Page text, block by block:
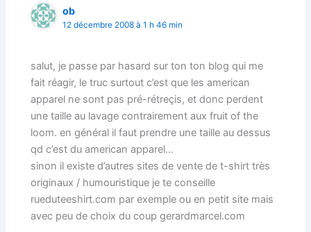
ob
12 décembre 2008 à 1 h 46 min
salut, je passe par hasard sur ton ton blog qui me
fait réagir, le truc surtout c’est que les american
apparel ne sont pas pré-rétreçis, et donc perdent
une taille au lavage contrairement aux fruit of the
loom. en général il faut prendre une taille au dessus
qd c’est du american apparel…
sinon il existe d’autres sites de vente de t-shirt très
originaux / humouristique je te conseille
rueduteeshirt.com par exemple ou en petit site mais
avec peu de choix du coup gerardmarcel.com